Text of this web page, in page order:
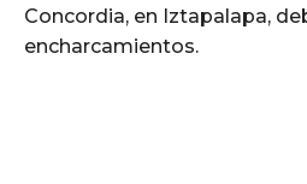
Concordia, en Iztapalapa,
encharcamientos.